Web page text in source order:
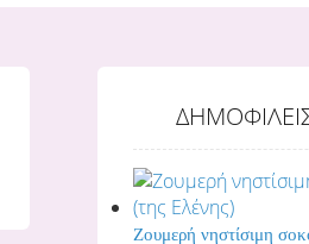
Ζουμερή νηστίσιμη